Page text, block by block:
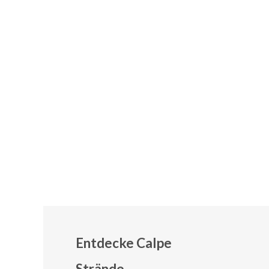
Entdecke Calpe